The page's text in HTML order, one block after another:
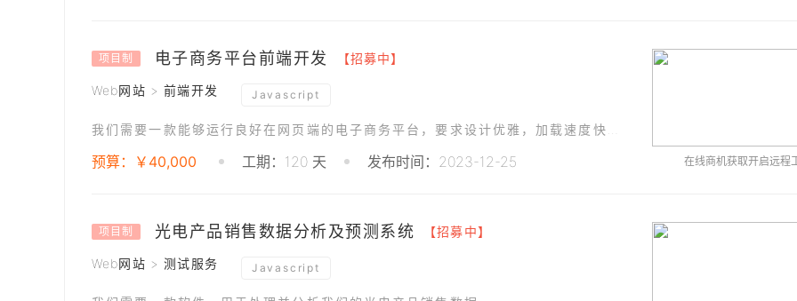
项目制 电子商务平台前端开发 【招募中】
Web网站 > 前端开发 Javascript
预算：￥40,000 工期：120 天 发布时间：2023-12-25 在线商机获取开启远程
项目制 光电产品销售数据分析及预测系统 【招募中】
Web网站 > 测试服务 Javascript